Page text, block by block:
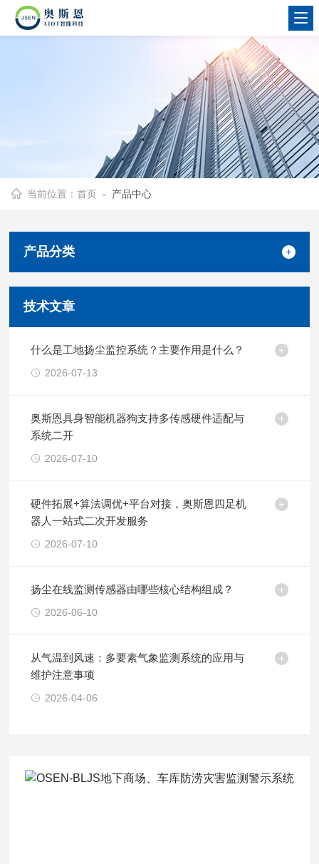
当前位置：首页 - 产品中心
产品分类
技术文章
什么是工地扬尘监控系统？主要作用是什么？
2026-07-13
奥斯恩具身智能机器狗支持多传感硬件适配与
系统二开
2026-07-10
硬件拓展+算法调优+平台对接，奥斯恩四足机
器人一站式二次开发服务
2026-07-10
扬尘在线监测传感器由哪些核心结构组成？
2026-06-10
从气温到风速：多要素气象监测系统的应用与
维护注意事项
2026-04-06